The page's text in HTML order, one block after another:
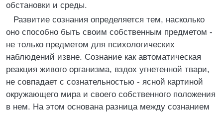
обстановки и среды.
Развитие сознания определяется тем, насколько
оно способно быть своим собственным предметом -
не только предметом для психологических
наблюдений извне. Сознание как автоматическая
реакция живого организма, вздох угнетенной твари,
не совпадает с сознательностью - ясной картиной
окружающего мира и своего собственного положения
в нем. На этом основана разница между сознанием